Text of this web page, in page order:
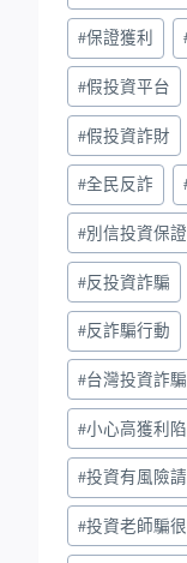
#保證獲利
#假投資平台
#假投資詐財
#全民反詐
#別信投資保證
#反投資詐騙
#反詐騙行動
#台灣投資詐騙
#小心高獲利
#投資有風險
#投資老師騙